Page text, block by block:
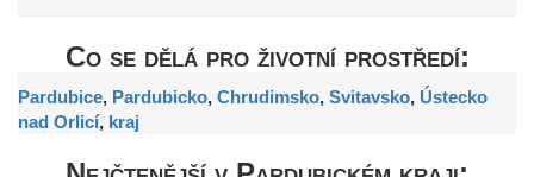
Co se dělá pro životní prostředí:
Pardubice, Pardubicko, Chrudimsko, Svitavsko, Ústecko
nad Orlicí, kraj